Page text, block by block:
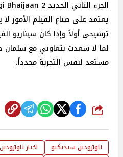
يعتمد على صناع الفيلم الأمور
ترشيحي أولاً وإذا كان سيناريو
لما لا سعدت بتعاوني مع سلمان
مستعد لنفس التجربة مجدداً.
شارك
ناوازودين سيديكيو
اخبار